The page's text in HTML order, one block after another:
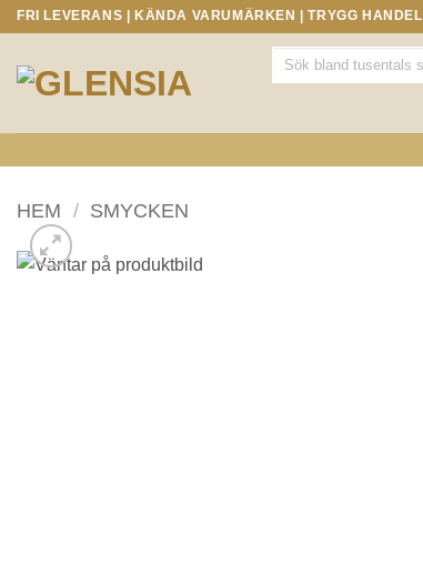
Skip
content
FRI LEVERANS | KÄNDA VARUMÄRKEN | TRYGG HANDEL
Produktsökning
HEM / SMYCKEN